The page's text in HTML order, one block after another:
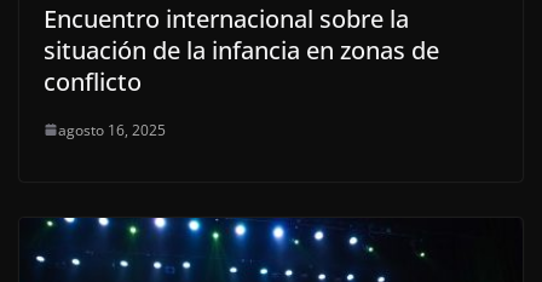
Encuentro internacional sobre la
situación de la infancia en zonas de
conflicto
agosto 16, 2025